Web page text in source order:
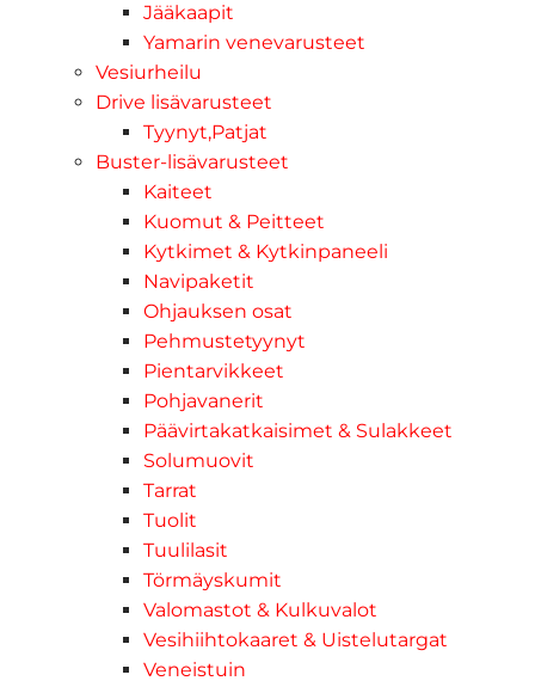
Jääkaapit
Yamarin venevarusteet
Vesiurheilu
Drive lisävarusteet
Tyynyt,Patjat
Buster-lisävarusteet
Kaiteet
Kuomut & Peitteet
Kytkimet & Kytkinpaneeli
Navipaketit
Ohjauksen osat
Pehmustetyynyt
Pientarvikkeet
Pohjavanerit
Päävirtakatkaisimet & Sulakkeet
Solumuovit
Tarrat
Tuolit
Tuulilasit
Törmäyskumit
Valomastot & Kulkuvalot
Vesihiihtokaaret & Uistelutargat
Veneistuin